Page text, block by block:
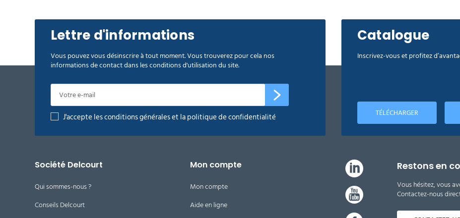
Lettre d'informations
Vous pouvez vous désinscrire à tout moment. Vous trouverez pour cela nos
informations de contact dans les conditions d'utilisation du site.
J'accepte les conditions générales et la politique de confidentialité
Catalogue
Inscrivez-vous et profitez
TÉLÉCHARGER
Société Delcourt
Qui sommes-nous ?
Conseils Delcourt
Mon compte
Mon compte
Aide en ligne
Restons en
Vous hésitez, vous
Contactez-nous